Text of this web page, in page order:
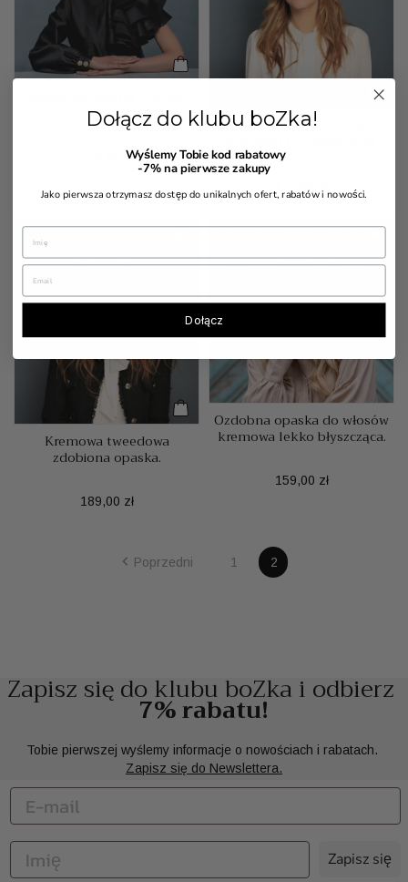
229,00 zł
Opaska damska aksamitna,
Kremowa tweedowa
zdobiona opaska.
Cena
189,00 zł
Ozdobna opaska do włosów
kremowa lekko błyszcząca.
Cena
159,00 zł
 Poprzedni 1 2
Zapisz się do klubu boZka i odbierz
7% rabatu!
Tobie pierwszej wyślemy informacje o nowościach i rabatach.
Zapisz się do Newslettera.
Zapisz się
Dołącz do klubu boZka!
Wyślemy Tobie kod rabatowy
-7%na pierwsze zakupy
Jako pierwsza otrzymasz dostęp do unikalnych ofert, rabatów i nowości.
Dołącz